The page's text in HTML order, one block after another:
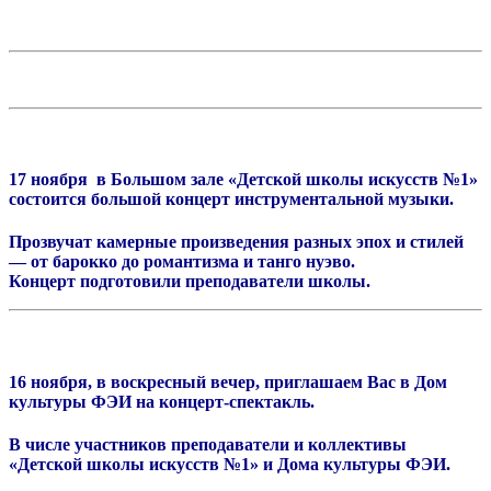
17 ноября в Большом зале «Детской школы искусств №1»
состоится большой концерт инструментальной музыки.
Прозвучат камерные произведения разных эпох и стилей
— от барокко до романтизма и танго нуэво.
Концерт подготовили преподаватели школы.
16 ноября, в воскресный вечер, приглашаем Вас в Дом
культуры ФЭИ на концерт-спектакль.
В числе участников преподаватели и коллективы
«Детской школы искусств №1» и Дома культуры ФЭИ.